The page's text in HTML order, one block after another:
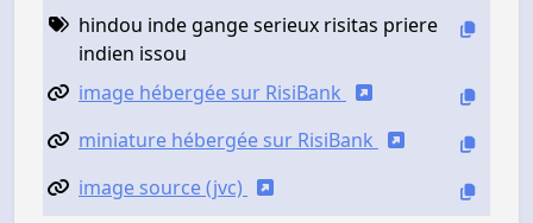
hindou inde gange serieux risitas priere
indien issou
image hébergée sur RisiBank
miniature hébergée sur RisiBank
image source (jvc)